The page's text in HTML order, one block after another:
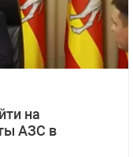
на
АЗС в